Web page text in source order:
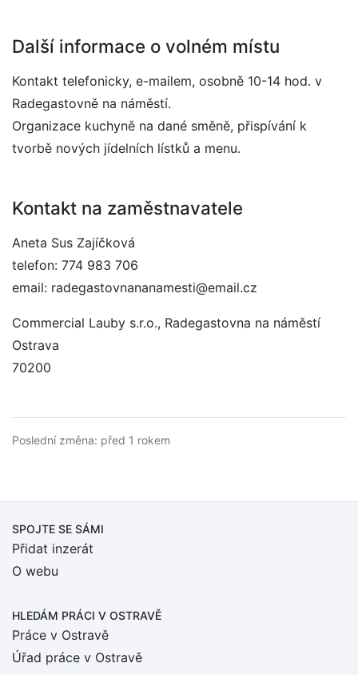
Další informace o volném místu
Kontakt telefonicky, e-mailem, osobně 10-14 hod. v
Radegastovně na náměstí.
Organizace kuchyně na dané směně, přispívání k
tvorbě nových jídelních lístků a menu.
Kontakt na zaměstnavatele
Aneta Sus Zajíčková
telefon: 774 983 706
email: radegastovnananamesti@email.cz
Commercial Lauby s.r.o., Radegastovna na náměstí
Ostrava
70200
Poslední změna: před 1 rokem
SPOJTE SE SÁMI
Přidat inzerát
O webu
HLEDÁM PRÁCI V OSTRAVĚ
Práce v Ostravě
Úřad práce v Ostravě